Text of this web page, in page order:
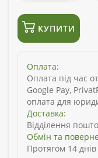
КУПИТИ
Оплата:
Оплата під час
Google Pay,
оплата для
Доставка:
Відділення
Обмін та
Протягом 14